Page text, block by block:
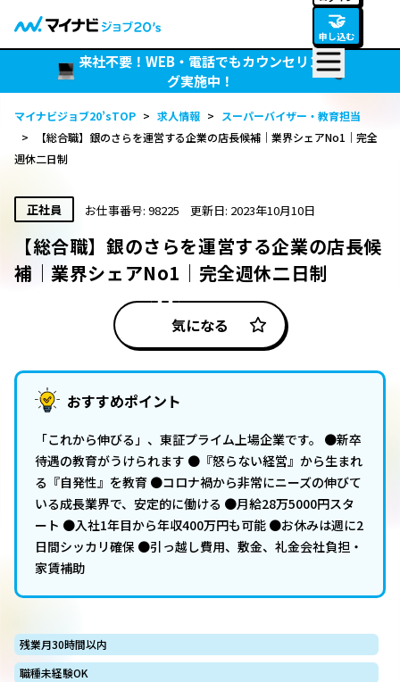
🤝
申し込む
来社不要！WEB・電話でもカウンセリン
グ実施中！
マイナビジョブ20’sTOP > 求人情報 >
スーパーバイザー・教育担当
>
【総合職】銀のさらを運営する企業の店長候補｜業界シェアNo1｜完全
週休二日制
正社員 お仕事番号: 98225 更新日: 2023年10月10日
【総合職】銀のさらを運営する企業の店長候
補｜業界シェアNo1｜完全週休二日制
気になる
おすすめポイント
「これから伸びる」、東証プライム上場企業です。 ●新卒
待遇の教育がうけられます ●『怒らない経営』から生まれ
る『自発性』を教育 ●コロナ禍から非常にニーズの伸びて
いる成長業界で、安定的に働ける ●月給28万5000円スタ
ート ●入社1年目から年収400万円も可能 ●お休みは週に2
日間シッカリ確保 ●引っ越し費用、敷金、礼金会社負担・
家賃補助
残業月30時間以内
職種未経験OK